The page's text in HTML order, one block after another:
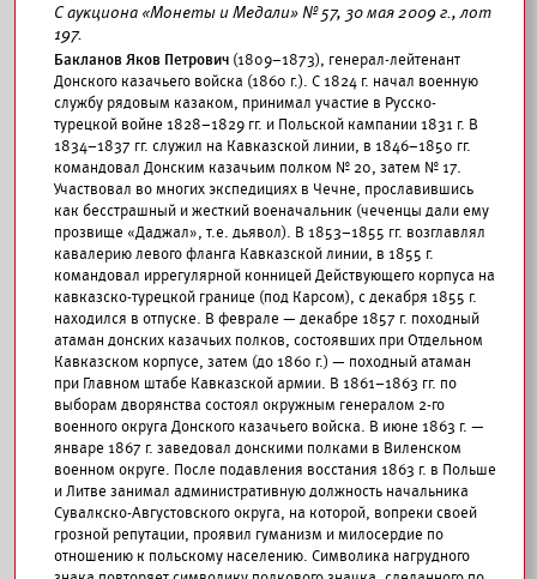
С аукциона «Монеты и Медали» № 57, 30 мая 2009 г., лот
197.
Бакланов Яков Петрович (1809–1873), генерал-лейтенант
Донского казачьего войска (1860 г.). С 1824 г. начал военную
службу рядовым казаком, принимал участие в Русско-
турецкой войне 1828–1829 гг. и Польской кампании 1831 г. В
1834–1837 гг. служил на Кавказской линии, в 1846–1850 гг.
командовал Донским казачьим полком № 20, затем № 17.
Участвовал во многих экспедициях в Чечне, прославившись
как бесстрашный и жесткий военачальник (чеченцы дали ему
прозвище «Даджал», т.е. дьявол). В 1853–1855 гг. возглавлял
кавалерию левого фланга Кавказской линии, в 1855 г.
командовал иррегулярной конницей Действующего корпуса на
кавказско-турецкой границе (под Карсом), с декабря 1855 г.
находился в отпуске. В феврале — декабре 1857 г. походный
атаман донских казачьих полков, состоявших при Отдельном
Кавказском корпусе, затем (до 1860 г.) — походный атаман
при Главном штабе Кавказской армии. В 1861–1863 гг. по
выборам дворянства состоял окружным генералом 2-го
военного округа Донского казачьего войска. В июне 1863 г. —
январе 1867 г. заведовал донскими полками в Виленском
военном округе. После подавления восстания 1863 г. в Польше
и Литве занимал административную должность начальника
Сувалкско-Августовского округа, на которой, вопреки своей
грозной репутации, проявил гуманизм и милосердие по
отношению к польскому населению. Символика нагрудного